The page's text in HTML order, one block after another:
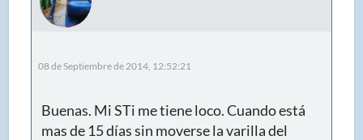
08 de Septiembre de 2014, 12:52:21
Buenas. Mi STi me tiene loco. Cuando está
mas de 15 días sin moverse la varilla del